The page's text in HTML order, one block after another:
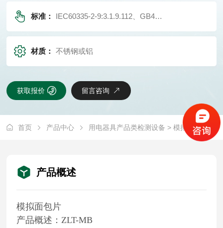
标准： IEC60335-2-9:3.1.9.112、GB4706.14:3.1.9.101
材质： 不锈钢或铝
获取报价 留言咨询
首页 产品中心 用电器具产品类检测设备 > 模拟面包片ZLT-MB
产品概述
模拟面包片
产品概述： ZLT-MB